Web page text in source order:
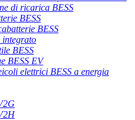
di ricarica BESS
BESS
BESS
integrato
BESS
BESS EV
elettrici BESS a energia